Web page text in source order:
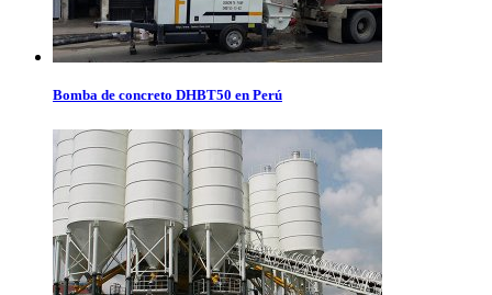
Bomba de concreto DHBT50 en Perú